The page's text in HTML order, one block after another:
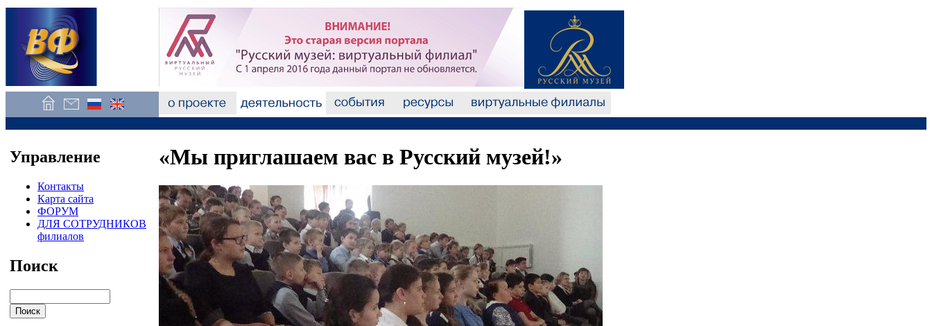
Управление
Контакты
Карта сайта
ФОРУМ
ДЛЯ СОТРУДНИКОВ
филиалов
Поиск
«Мы приглашаем вас в Русский музей!»